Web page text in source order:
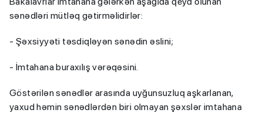
sənədləri mütləq gətirməlidirlər:
- Şəxsiyyəti təsdiqləyən sənədin əslini;
- İmtahana buraxılış vərəqəsini.
Göstərilən sənədlər arasında uyğunsuzluq aşkarlanan,
yaxud həmin sənədlərdən biri olmayan şəxslər imtahana